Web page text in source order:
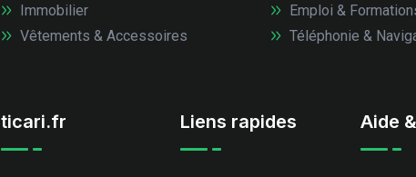
Immobilier
Vêtements & Accessoires
Emploi &
Téléphonie &
ticari.fr Liens rapides Aide